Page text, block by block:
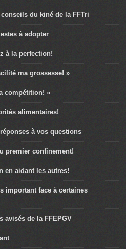
du kiné de la FFTri
à adopter
à la perfection!
ma grossesse! »
compétition! »
alimentaires!
à vos questions
premier confinement!
en aidant les autres!
important face à certaines
avisés de la FFEPGV